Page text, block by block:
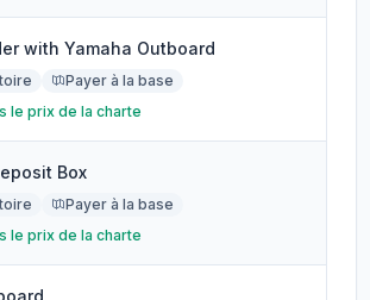
with Yamaha Outboard
Payer à la base
le prix de la charte
Box
Payer à la base
le prix de la charte